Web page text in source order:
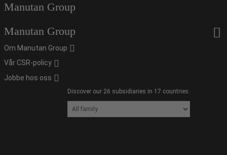
Manutan Group
Manutan Group
Om Manutan Group
Vår CSR-policy
Jobbe hos oss
Discover our 26 subsidiaries in 17 countries.